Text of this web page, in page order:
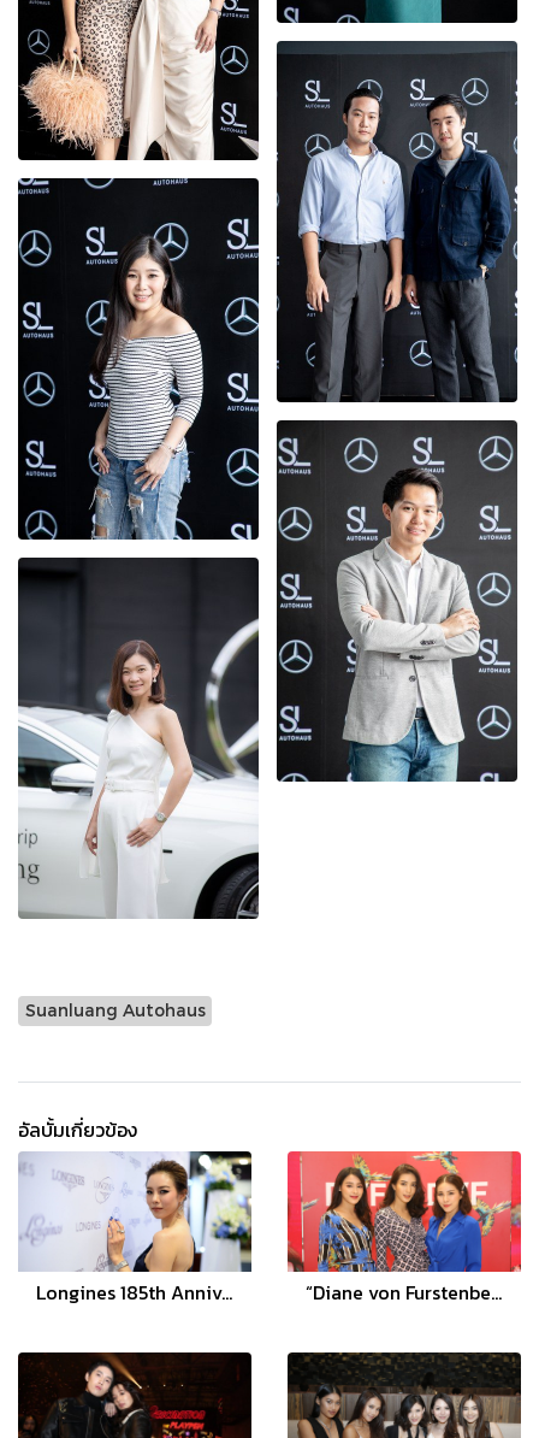
Suanluang Autohaus
อัลบั้มเกี่ยวข้อง
Longines 185th Anniversary นิทรรศการเฉลิมฉลองครบรอบ 185 ปี จากสวิตเซอร์แลนด์ “Diane von Furstenberg” จัดงาน DVF Fall 2018 Collection Preview คอลเลคชั่นฤดูหนาวประจำปี 2018